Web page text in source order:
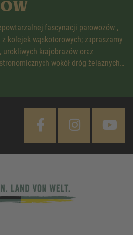
fascynacji parowozów ,
kolejek wąskotorowych; zapraszamy
krajobrazów oraz
wokół dróg żelaznych…